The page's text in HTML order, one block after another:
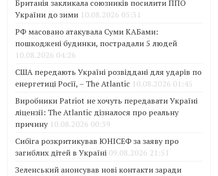
Британія закликала союзників посилити ППО
України до зими 10.08.2026 05:31
РФ масовано атакувала Суми КАБами:
пошкоджені будинки, пострадали 5 людей
10.08.2026 04:26
США передають Україні розвіддані для ударів по
енергетиці Росії, – The Atlantic 10.08.2026 01:45
Виробники Patriot не хочуть передавати Україні
ліцензії: The Atlantic дізналося про реальну
причину 10.08.2026 00:39
Сибіга розкритикував ЮНІСЕФ за заяву про
загиблих дітей в Україні 09.08.2026 21:51
Зеленський анонсував нові контакти заради